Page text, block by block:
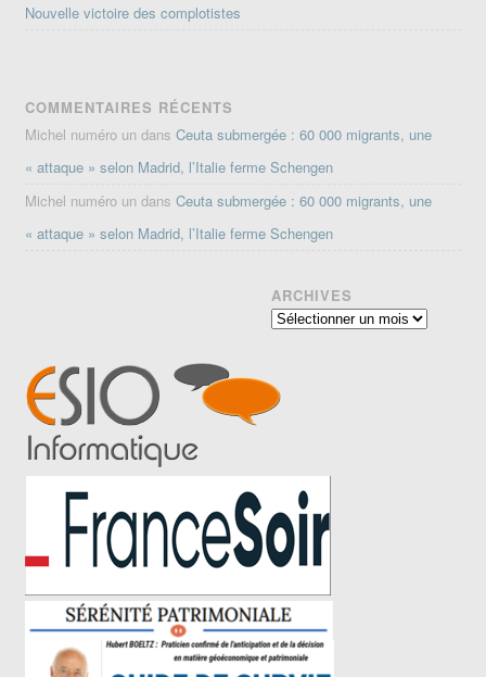
Nouvelle victoire des complotistes
COMMENTAIRES RÉCENTS
Michel numéro un dansCeuta submergée : 60 000 migrants, une
« attaque » selon Madrid, l’Italie ferme Schengen
Michel numéro un dansCeuta submergée : 60 000 migrants, une
« attaque » selon Madrid, l’Italie ferme Schengen
ARCHIVES
Archives